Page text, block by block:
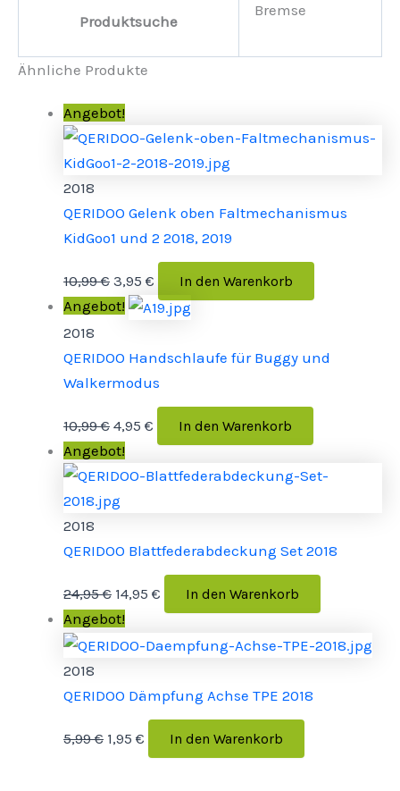
Produktsuche
Bremse
Ähnliche Produkte
Angebot!
2018
QERIDOO Gelenk oben Faltmechanismus
KidGoo1 und 2 2018, 2019
10,99€ 3,95 € In den Warenkorb
Angebot!
2018
QERIDOO Handschlaufe für Buggy­ und
Walkermodus
10,99€ 4,95 € In den Warenkorb
Angebot!
2018
QERIDOO Blattfederabdeckung Set 2018
24,95€ 14,95 € In den Warenkorb
Angebot!
2018
QERIDOO Dämpfung Achse TPE 2018
5,99€ 1,95 € In den Warenkorb